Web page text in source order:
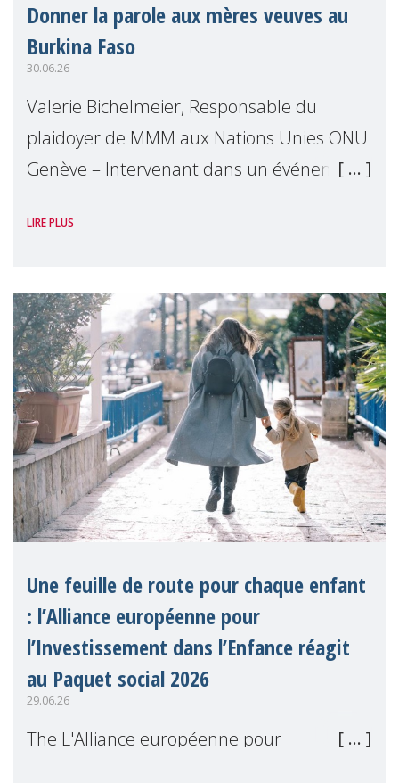
Donner la parole aux mères veuves au
Burkina Faso
30.06.26
Valerie Bichelmeier, Responsable du
plaidoyer de MMM aux Nations Unies ONU
Genève – Intervenant dans un événement
en marge de la
LIRE PLUS
Une feuille de route pour chaque enfant
: l’Alliance européenne pour
l’Investissement dans l’Enfance réagit
au Paquet social 2026
29.06.26
The L'Alliance européenne pour